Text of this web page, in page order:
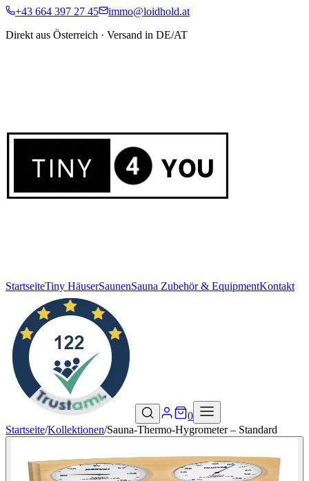
+43 664 397 27 45
immo@loidhold.at
Direkt aus Österreich · Versand in DE/AT
StartseiteTiny HäuserSaunenSauna Zubehör & EquipmentKontakt
0
Startseite/Kollektionen/Sauna-Thermo-Hygrometer – Standard